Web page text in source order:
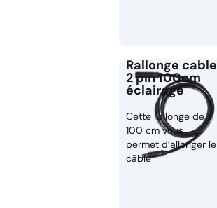
Rallonge cable
2 pin 100cm
éclairage
Cette rallonge de
100 cm vous
permet d’allonger le
câble